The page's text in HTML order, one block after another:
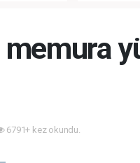
6791+ kez okundu.